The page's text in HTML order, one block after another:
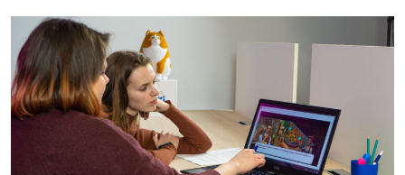
Блог
Контакти